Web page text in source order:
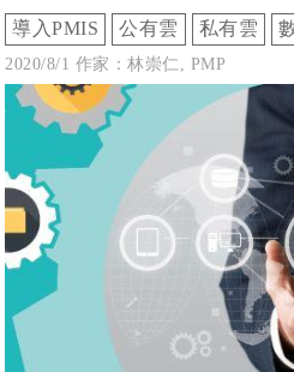
導入PMIS 公有雲 私有雲
2020/8/1 作家：林崇仁, PMP